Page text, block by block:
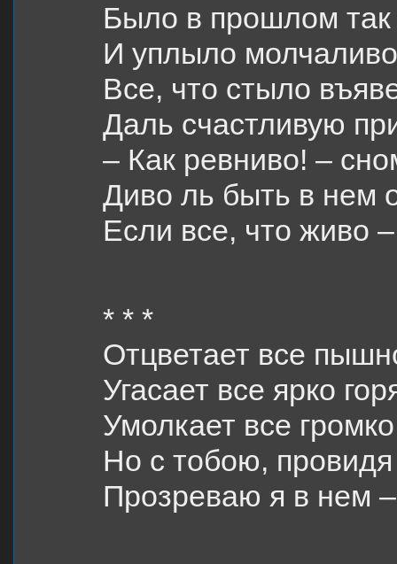
Было в прошлом так
И уплыло молчаливо
Все, что стыло
Даль счастливую
– Как ревниво! –
Диво ль быть в нем
Если все, что живо
* * *
Отцветает все
Угасает все ярко
Умолкает все
Но с тобою,
Прозреваю я в нем